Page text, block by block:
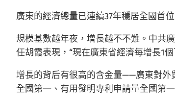
廣東的經濟總量已連續37年穩居全國首
規模基數越年夜，增長越不不難。中共
任胡霞表現，“現在廣東省經濟每增長1
增長的背后有很高的含金量——廣東對外
全國第一、有用發明專利申請量全國第